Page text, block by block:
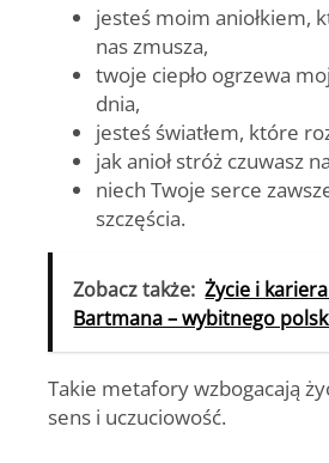
jesteś moim aniołkiem,
nas zmusza,
twoje ciepło ogrzewa
dnia,
jesteś światłem, które
jak anioł stróż czuwasz
niech Twoje serce
szczęścia.
Zobacz także: Życie i
Bartmana – wybitnego
Takie metafory wzbogacają
sens i uczuciowość.